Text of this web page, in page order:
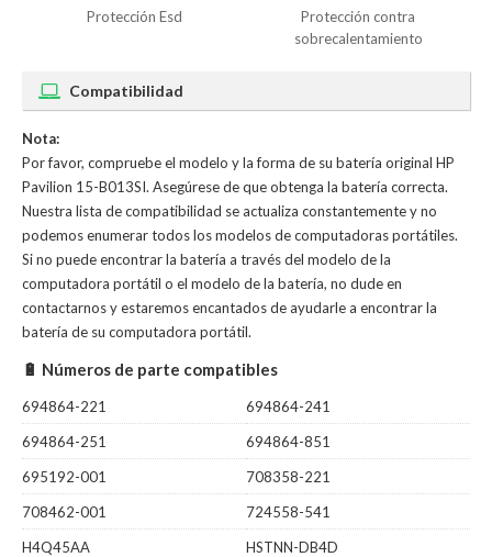
Protección Esd
Protección contra
sobrecalentamiento
Compatibilidad
Nota:
Por favor, compruebe el modelo y la forma de su batería original HP
Pavilion 15-B013SI. Asegúrese de que obtenga la batería correcta.
Nuestra lista de compatibilidad se actualiza constantemente y no
podemos enumerar todos los modelos de computadoras portátiles.
Si no puede encontrar la batería a través del modelo de la
computadora portátil o el modelo de la batería, no dude en
contactarnos y estaremos encantados de ayudarle a encontrar la
batería de su computadora portátil.
🔋 Números de parte compatibles
694864-221
694864-241
694864-251
694864-851
695192-001
708358-221
708462-001
724558-541
H4Q45AA
HSTNN-DB4D